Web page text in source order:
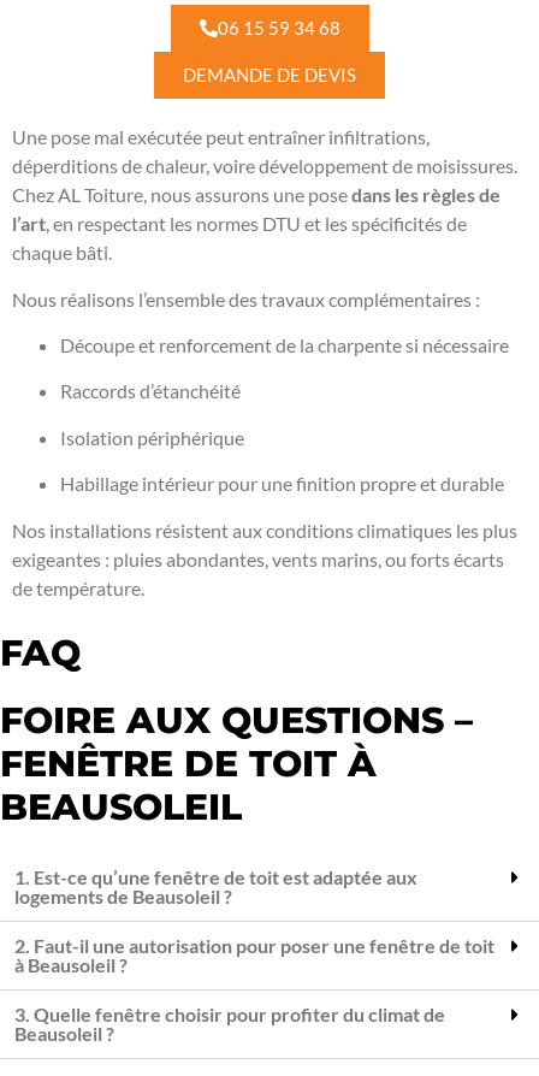
06 15 59 34 68
DEMANDE DE DEVIS
Une pose mal exécutée peut entraîner infiltrations,
déperditions de chaleur, voire développement de moisissures.
Chez AL Toiture, nous assurons une posedans les règles de
l’art, en respectant les normes DTU et les spécificités de
chaque bâti.
Nous réalisons l’ensemble des travaux complémentaires :
Découpe et renforcement de la charpente si nécessaire
Raccords d’étanchéité
Isolation périphérique
Habillage intérieur pour une finition propre et durable
Nos installations résistent aux conditions climatiques les plus
exigeantes : pluies abondantes, vents marins, ou forts écarts
de température.
FAQ
FOIRE AUX QUESTIONS –
FENÊTRE DE TOIT À
BEAUSOLEIL
1. Est-ce qu’une fenêtre de toit est adaptée aux
logements de Beausoleil ?
2. Faut-il une autorisation pour poser une fenêtre de toit
à Beausoleil ?
3. Quelle fenêtre choisir pour profiter du climat de
Beausoleil ?